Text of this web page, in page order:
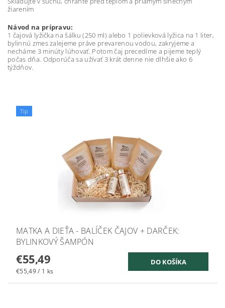
žiarením
Návod na prípravu:
1 čajová lyžička na šálku (250 ml) alebo 1 polievková lyžica na 1 liter,
bylinnú zmes zalejeme práve prevarenou vodou, zakryjeme a
necháme 3 minúty lúhovať. Potom čaj precedíme a pijeme teplý
počas dňa. Odporúča sa užívať 3 krát denne nie dlhšie ako 6
týždňov.
Tip
MATKA A DIEŤA - BALÍČEK ČAJOV + DARČEK:
BYLINKOVÝ ŠAMPÓN
€55,49
€55,49 / 1 ks